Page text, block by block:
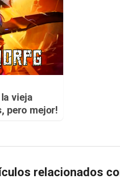
vieja
pero mejor!
relacionados